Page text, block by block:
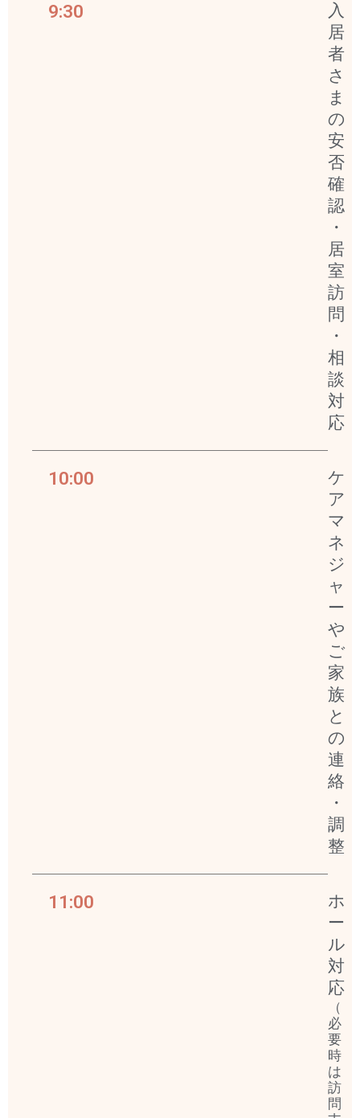
9:30
入
居
者
さ
ま
の
安
否
確
認
・
居
室
訪
問
・
相
談
対
応
10:00
ケ
ア
マ
ネ
ジ
ャ
ー
や
ご
家
族
と
の
連
絡
・
調
整
11:00
ホ
ー
ル
対
応
（
必
要
時
は
訪
問